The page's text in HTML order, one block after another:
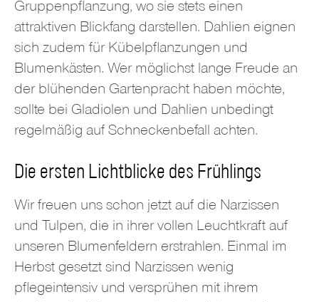
Gruppenpflanzung, wo sie stets einen
attraktiven Blickfang darstellen. Dahlien eignen
sich zudem für Kübelpflanzungen und
Blumenkästen. Wer möglichst lange Freude an
der blühenden Gartenpracht haben möchte,
sollte bei Gladiolen und Dahlien unbedingt
regelmäßig auf Schneckenbefall achten.
Die ersten Lichtblicke des Frühlings
Wir freuen uns schon jetzt auf die Narzissen
und Tulpen, die in ihrer vollen Leuchtkraft auf
unseren Blumenfeldern erstrahlen. Einmal im
Herbst gesetzt sind Narzissen wenig
pflegeintensiv und versprühen mit ihrem